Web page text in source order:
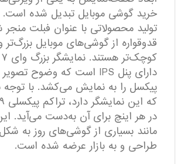
خرید گوشی موبایل تبدیل شده است.
تولید محصولاتی با عنوان فبلت منجر
قدوقواره از گوشی‌های موبایل بزرگ‌تر
پیکسل را به نمایش می‌‌کشد. با توجه
در هر اینچ برای آن به‌دست می‌آید.
مانند بسیاری از گوشی‌های روز به
طراحی و به بازار عرضه شده است.